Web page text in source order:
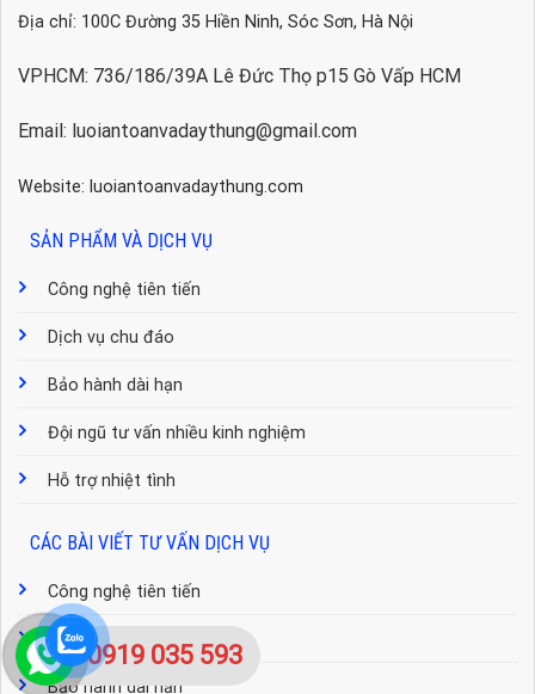
Địa chỉ: 100C Đường 35 Hiền Ninh, Sóc Sơn, Hà Nội
VPHCM: 736/186/39A Lê Đức Thọ p15 Gò Vấp HCM
Email: luoiantoanvadaythung@gmail.com
Website: luoiantoanvadaythung.com
SẢN PHẨM VÀ DỊCH VỤ
Công nghệ tiên tiến
Dịch vụ chu đáo
Bảo hành dài hạn
Đội ngũ tư vấn nhiều kinh nghiệm
Hỗ trợ nhiệt tình
CÁC BÀI VIẾT TƯ VẤN DỊCH VỤ
Công nghệ tiên tiến
Dịch vụ chu đáo
Bảo hành dài hạn
0919 035 593